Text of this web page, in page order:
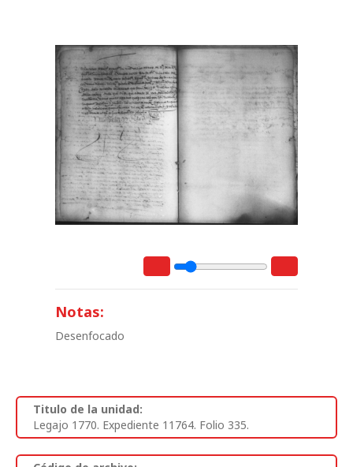
Notas:
Desenfocado
Titulo de la unidad:
Legajo 1770. Expediente 11764. Folio 335.